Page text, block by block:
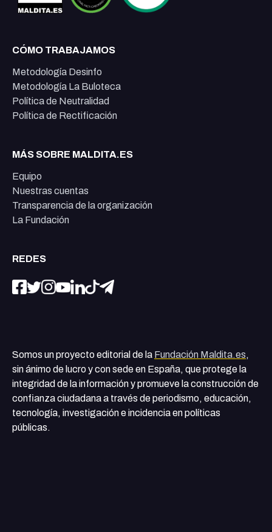
CÓMO TRABAJAMOS
Metodología Desinfo
Metodología La Buloteca
Política de Neutralidad
Política de Rectificación
MÁS SOBRE MALDITA.ES
Equipo
Nuestras cuentas
Transparencia de la organización
La Fundación
REDES
Somos un proyecto editorial de la Fundación Maldita.es,
sin ánimo de lucro y con sede en España, que protege la
integridad de la información y promueve la construcción de
confianza ciudadana a través de periodismo, educación,
tecnología, investigación e incidencia en políticas
públicas.